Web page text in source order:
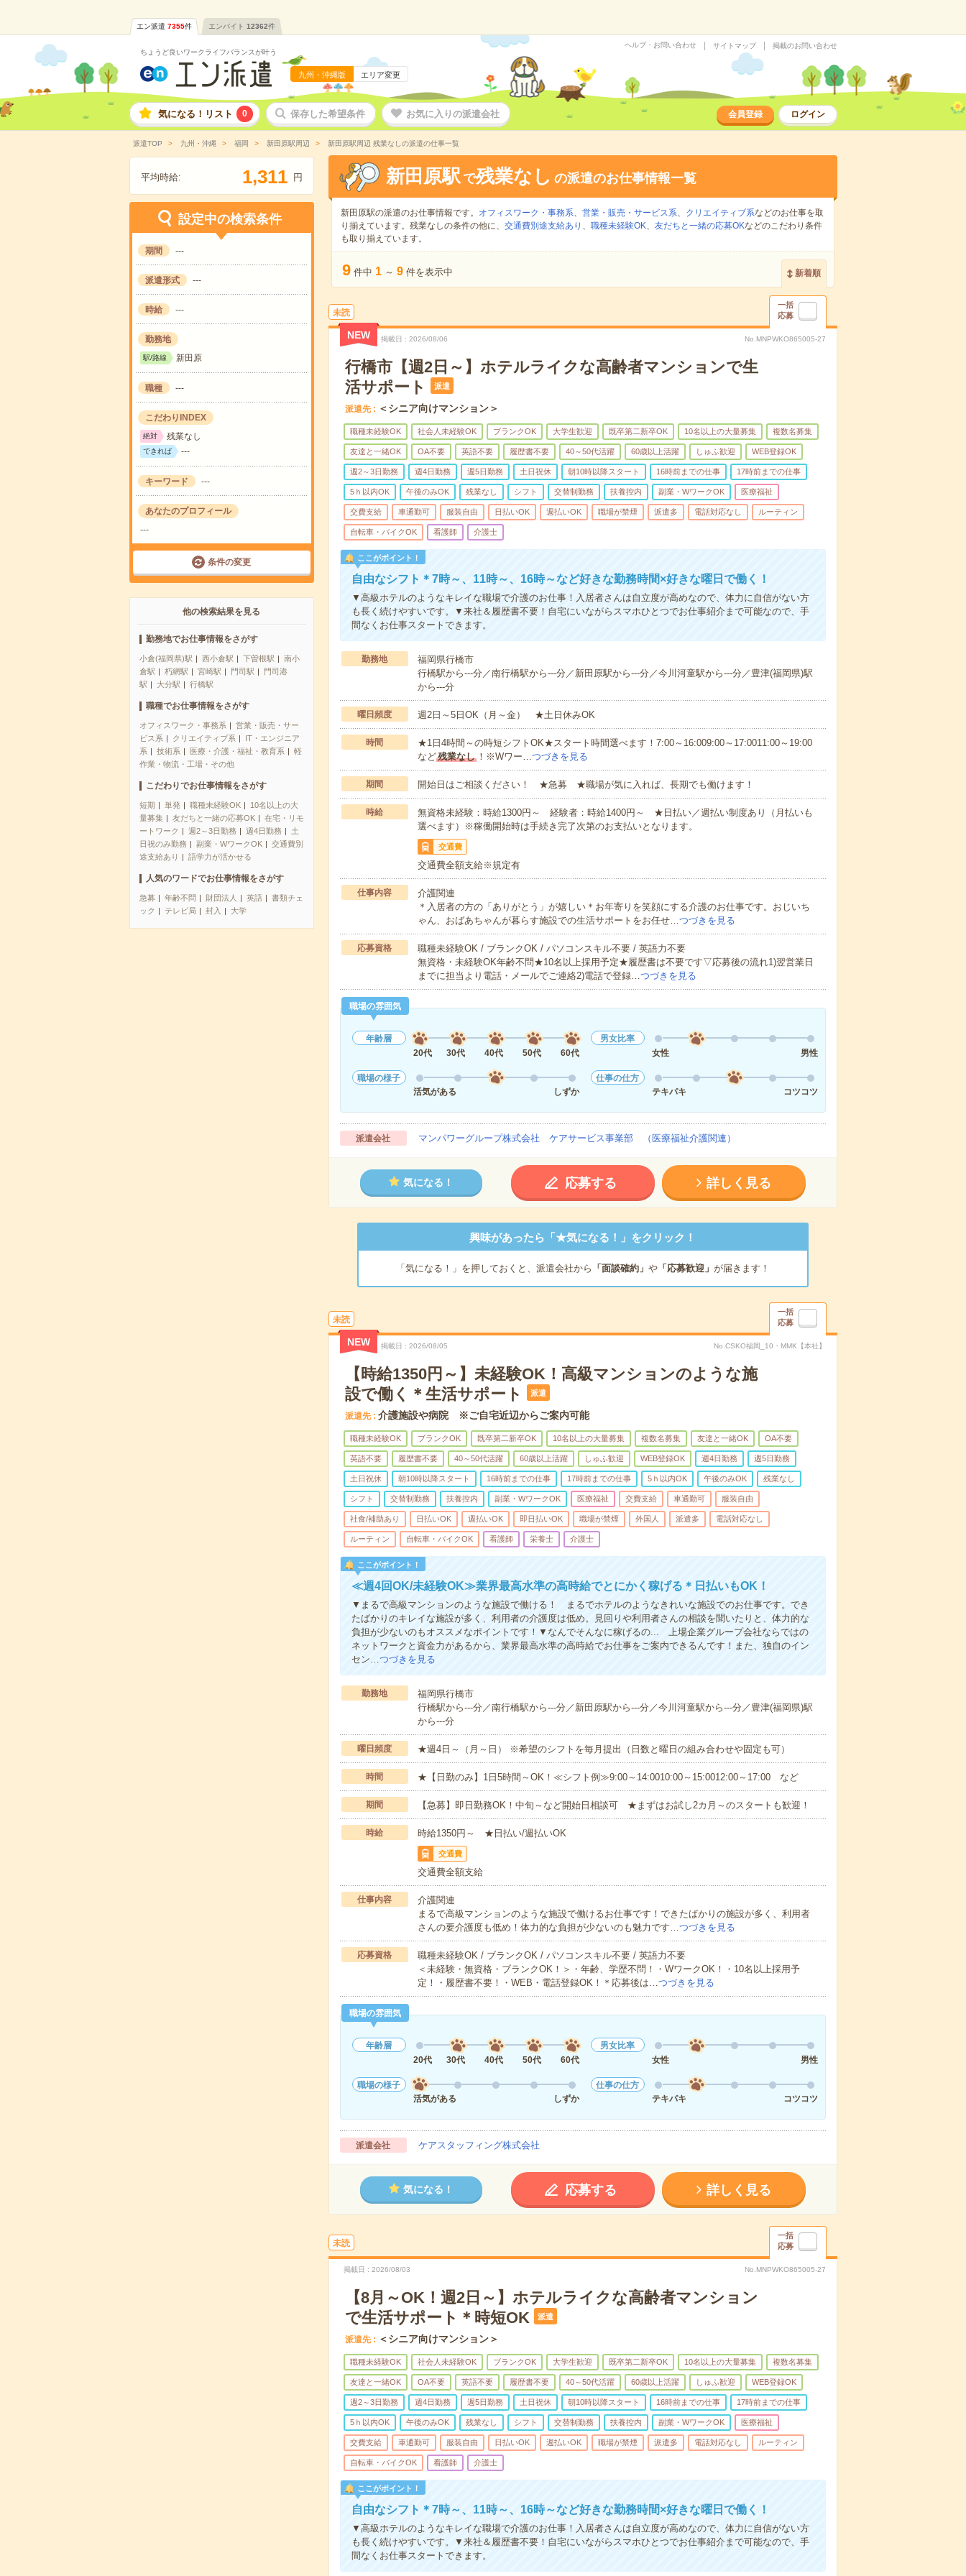
エン派遣 7355件 エンバイト 12362件
ちょうど良いワークライフバランスが叶う
九州・沖縄版 エリア変更
ヘルプ・お問い合わせ サイトマップ 掲載のお問い合わせ
気になる！リスト 0 保存した希望条件 お気に入りの派遣会社 会員登録 ログイン
派遣TOP 九州・沖縄 福岡 新田原駅周辺 新田原駅周辺 残業なしの派遣の仕事一覧
平均時給: 1,311 円
設定中の検索条件
期間 ---
派遣形式 ---
時給 ---
勤務地
駅/路線 新田原
職種 ---
こだわりINDEX
絶対 残業なし
できれば ---
キーワード ---
あなたのプロフィール
---
条件の変更
他の検索結果を見る
勤務地でお仕事情報をさがす
小倉(福岡県)駅 西小倉駅 下曽根駅
南小
倉駅
朽網駅 宮崎駅 門司駅
門司港
駅
大分駅 行橋駅
職種でお仕事情報をさがす
オフィスワーク・事務系
営業・販売・サー
ビス系
クリエイティブ系
IT・エンジニア
系
技術系 医療・介護・福祉・教育系
軽
作業・物流・工場・その他
こだわりでお仕事情報をさがす
短期 単発 職種未経験OK
10名以上の大
量募集
友だちと一緒の応募OK
在宅・リモ
ートワーク
週2～3日勤務 週4日勤務
土
日祝のみ勤務
副業・WワークOK
交通費別
途支給あり
語学力が活かせる
人気のワードでお仕事情報をさがす
急募 年齢不問 財団法人 英語
書類チェ
ック
テレビ局 封入 大学
新田原駅 で残業なし の派遣のお仕事情報一覧
新田原駅の派遣のお仕事情報です。 オフィスワーク・事務系、 営業・販売・サービス系、 クリエイティブ系などのお仕事を取
り揃えています。残業なしの条件の他に、 交通費別途支給あり 、 職種未経験OK、 友だちと一緒の応募OKなどのこだわり条件
も取り揃えています。
9 件中 1 ～ 9 件を表示中 新着順
未読
一括
応募
NEW 掲載日 2026/08/06 No.MNPWKO865005-27
行橋市【週2日～】ホテルライクな高齢者マンションで生
活サポート
派遣
派遣先 ＜シニア向けマンション＞
職種未経験OK 社会人未経験OK ブランクOK 大学生歓迎 既卒第二新卒OK 10名以上の大量募集 複数名募集
友達と一緒OK OA不要 英語不要 履歴書不要 40～50代活躍 60歳以上活躍 しゅふ歓迎 WEB登録OK
週2～3日勤務 週4日勤務 週5日勤務 土日祝休 朝10時以降スタート 16時前までの仕事 17時前までの仕事
5ｈ以内OK 午後のみOK 残業なし シフト 交替制勤務 扶養控内 副業・WワークOK 医療福祉
交費支給 車通勤可 服装自由 日払いOK 週払いOK 職場が禁煙 派遣多 電話対応なし ルーティン
自転車・バイクOK 看護師 介護士
ここがポイント！
自由なシフト＊7時～、11時～、16時～など好きな勤務時間×好きな曜日で働く！
▼高級ホテルのようなキレイな職場で介護のお仕事！入居者さんは自立度が高めなので、体力に自信がない方
も長く続けやすいです。▼来社＆履歴書不要！自宅にいながらスマホひとつでお仕事紹介まで可能なので、手
間なくお仕事スタートできます。
勤務地
福岡県行橋市
行橋駅から---分／南行橋駅から---分／新田原駅から---分／今川河童駅から---分／豊津(福岡県)駅
から---分
曜日頻度 週2日～5日OK（月～金） ★土日休みOK
時間
★1日4時間～の時短シフトOK★スタート時間選べます！7:00～16:009:00～17:0011:00～19:00
など残業なし！※Wワー…つづきを見る
期間 開始日はご相談ください！ ★急募 ★職場が気に入れば、長期でも働けます！
時給
無資格未経験：時給1300円～ 経験者：時給1400円～ ★日払い／週払い制度あり（月払いも
選べます）※稼働開始時は手続き完了次第のお支払いとなります。
交通費
交通費全額支給※規定有
仕事内容
介護関連
＊入居者の方の「ありがとう」が嬉しい＊お年寄りを笑顔にする介護のお仕事です。おじいち
ゃん、おばあちゃんが暮らす施設での生活サポートをお任せ…つづきを見る
応募資格
職種未経験OK / ブランクOK / パソコンスキル不要 / 英語力不要
無資格・未経験OK年齢不問★10名以上採用予定★履歴書は不要です▽応募後の流れ1)翌営業日
までに担当より電話・メールでご連絡2)電話で登録…つづきを見る
職場の雰囲気
年齢層
20代
30代 40代 50代 60代
男女比率
女性
男性
職場の様子
活気がある
しずか
仕事の仕方
テキパキ
コツコツ
派遣会社 マンパワーグループ株式会社 ケアサービス事業部 （医療福祉介護関連）
気になる！ 応募する 詳しく見る
興味があったら「★気になる！」をクリック！
「気になる！」を押しておくと、派遣会社から 「面談確約」 や「応募歓迎」 が届きます！
未読
一括
応募
NEW 掲載日 2026/08/05 No.CSKO福岡_10・MMK【本社】
【時給1350円～】未経験OK！高級マンションのような施
設で働く＊生活サポート
派遣
派遣先 介護施設や病院 ※ご自宅近辺からご案内可能
職種未経験OK ブランクOK 既卒第二新卒OK 10名以上の大量募集 複数名募集 友達と一緒OK OA不要
英語不要 履歴書不要 40～50代活躍 60歳以上活躍 しゅふ歓迎 WEB登録OK 週4日勤務 週5日勤務
土日祝休 朝10時以降スタート 16時前までの仕事 17時前までの仕事 5ｈ以内OK 午後のみOK 残業なし
シフト 交替制勤務 扶養控内 副業・WワークOK 医療福祉 交費支給 車通勤可 服装自由
社食/補助あり 日払いOK 週払いOK 即日払いOK 職場が禁煙 外国人 派遣多 電話対応なし
ルーティン 自転車・バイクOK 看護師 栄養士 介護士
ここがポイント！
≪週4回OK/未経験OK≫業界最高水準の高時給でとにかく稼げる＊日払いもOK！
▼まるで高級マンションのような施設で働ける！ まるでホテルのようなきれいな施設でのお仕事です。でき
たばかりのキレイな施設が多く、利用者の介護度は低め。見回りや利用者さんの相談を聞いたりと、体力的な
負担が少ないのもオススメなポイントです！▼なんでそんなに稼げるの... 上場企業グループ会社ならではの
ネットワークと資金力があるから、業界最高水準の高時給でお仕事をご案内できるんです！また、独自のイン
セン…つづきを見る
勤務地
福岡県行橋市
行橋駅から---分／南行橋駅から---分／新田原駅から---分／今川河童駅から---分／豊津(福岡県)駅
から---分
曜日頻度 ★週4日～（月～日） ※希望のシフトを毎月提出（日数と曜日の組み合わせや固定も可）
時間 ★【日勤のみ】1日5時間～OK！≪シフト例≫9:00～14:0010:00～15:0012:00～17:00 など
期間 【急募】即日勤務OK！中旬～など開始日相談可 ★まずはお試し2カ月～のスタートも歓迎！
時給 時給1350円～ ★日払い/週払いOK
交通費
交通費全額支給
仕事内容
介護関連
まるで高級マンションのような施設で働けるお仕事です！できたばかりの施設が多く、利用者
さんの要介護度も低め！体力的な負担が少ないのも魅力です…つづきを見る
応募資格
職種未経験OK / ブランクOK / パソコンスキル不要 / 英語力不要
＜未経験・無資格・ブランクOK！＞・年齢、学歴不問！・WワークOK！・10名以上採用予
定！・履歴書不要！・WEB・電話登録OK！＊応募後は…つづきを見る
職場の雰囲気
年齢層
20代
30代 40代 50代 60代
男女比率
女性
男性
職場の様子
活気がある
しずか
仕事の仕方
テキパキ
コツコツ
派遣会社 ケアスタッフィング株式会社
気になる！ 応募する 詳しく見る
未読
一括
応募
掲載日 2026/08/03 No.MNPWKO865005-27
【8月～OK！週2日～】ホテルライクな高齢者マンション
で生活サポート＊時短OK
派遣
派遣先 ＜シニア向けマンション＞
職種未経験OK 社会人未経験OK ブランクOK 大学生歓迎 既卒第二新卒OK 10名以上の大量募集 複数名募集
友達と一緒OK OA不要 英語不要 履歴書不要 40～50代活躍 60歳以上活躍 しゅふ歓迎 WEB登録OK
週2～3日勤務 週4日勤務 週5日勤務 土日祝休 朝10時以降スタート 16時前までの仕事 17時前までの仕事
5ｈ以内OK 午後のみOK 残業なし シフト 交替制勤務 扶養控内 副業・WワークOK 医療福祉
交費支給 車通勤可 服装自由 日払いOK 週払いOK 職場が禁煙 派遣多 電話対応なし ルーティン
自転車・バイクOK 看護師 介護士
ここがポイント！
自由なシフト＊7時～、11時～、16時～など好きな勤務時間×好きな曜日で働く！
▼高級ホテルのようなキレイな職場で介護のお仕事！入居者さんは自立度が高めなので、体力に自信がない方
も長く続けやすいです。▼来社＆履歴書不要！自宅にいながらスマホひとつでお仕事紹介まで可能なので、手
間なくお仕事スタートできます。